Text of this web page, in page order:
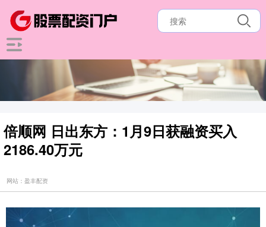
倍顺网 日出东方：1月9日获融资买入
2186.40万元
网站：盈丰配资